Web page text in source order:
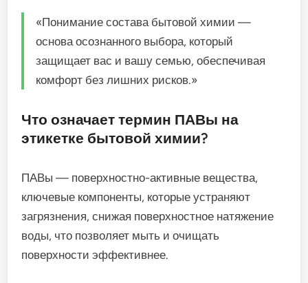
«Понимание состава бытовой химии —
основа осознанного выбора, который
защищает вас и вашу семью, обеспечивая
комфорт без лишних рисков.»
Что означает термин ПАВы на
этикетке бытовой химии?
ПАВы — поверхностно-активные вещества,
ключевые компоненты, которые устраняют
загрязнения, снижая поверхностное натяжение
воды, что позволяет мыть и очищать
поверхности эффективнее.